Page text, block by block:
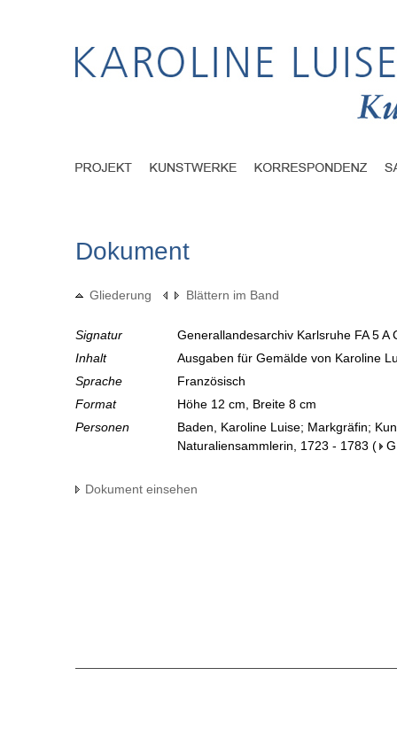
Dokument
Gliederung Blättern im Band
Signatur
Generallandesarchiv Karlsruhe FA 5 A
Inhalt
Ausgaben für Gemälde von Karoline
Sprache
Französisch
Format
Höhe 12 cm, Breite 8 cm
Personen
Baden, Karoline Luise; Markgräfin;
Naturaliensammlerin, 1723 - 1783 (
Dokument einsehen